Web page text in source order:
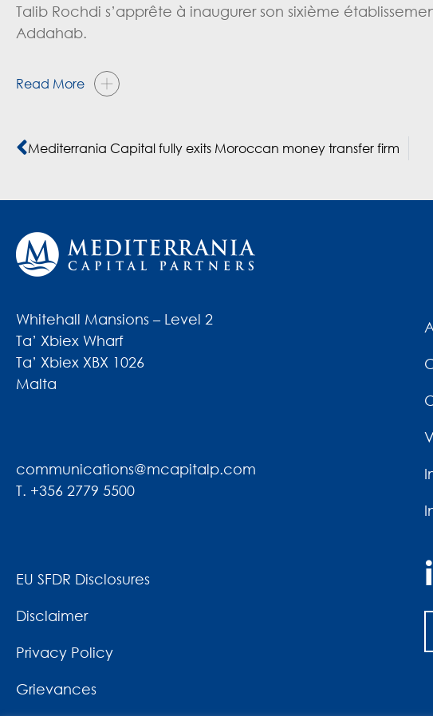
Talib Rochdi s’apprête à inaugurer son sixième
Addahab.
Read More
Mediterrania Capital fully exits Moroccan money transfer firm
Whitehall Mansions – Level 2
Ta’ Xbiex Wharf
Ta’ Xbiex XBX 1026
Malta
communications@mcapitalp.com
T. +356 2779 5500
EU SFDR Disclosures
Disclaimer
Privacy Policy
Grievances